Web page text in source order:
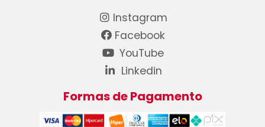
Instagram
Facebook
YouTube
Linkedin
Formas de Pagamento